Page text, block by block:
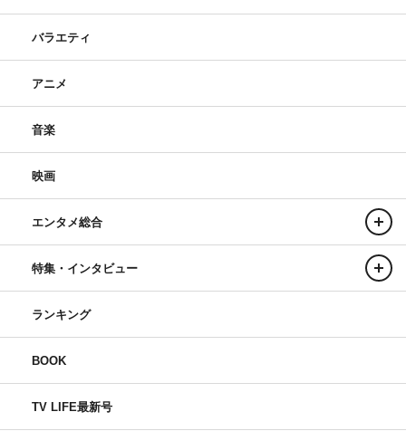
バラエティ
アニメ
音楽
映画
エンタメ総合
特集・インタビュー
ランキング
BOOK
TV LIFE最新号